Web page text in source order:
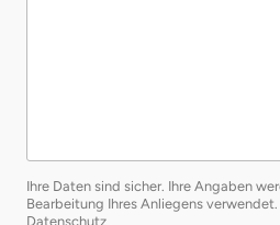
Ihre Daten sind sicher. Ihre Angaben
Bearbeitung Ihres Anliegens verwendet.
Datenschutzöffnet in neuem Fenster